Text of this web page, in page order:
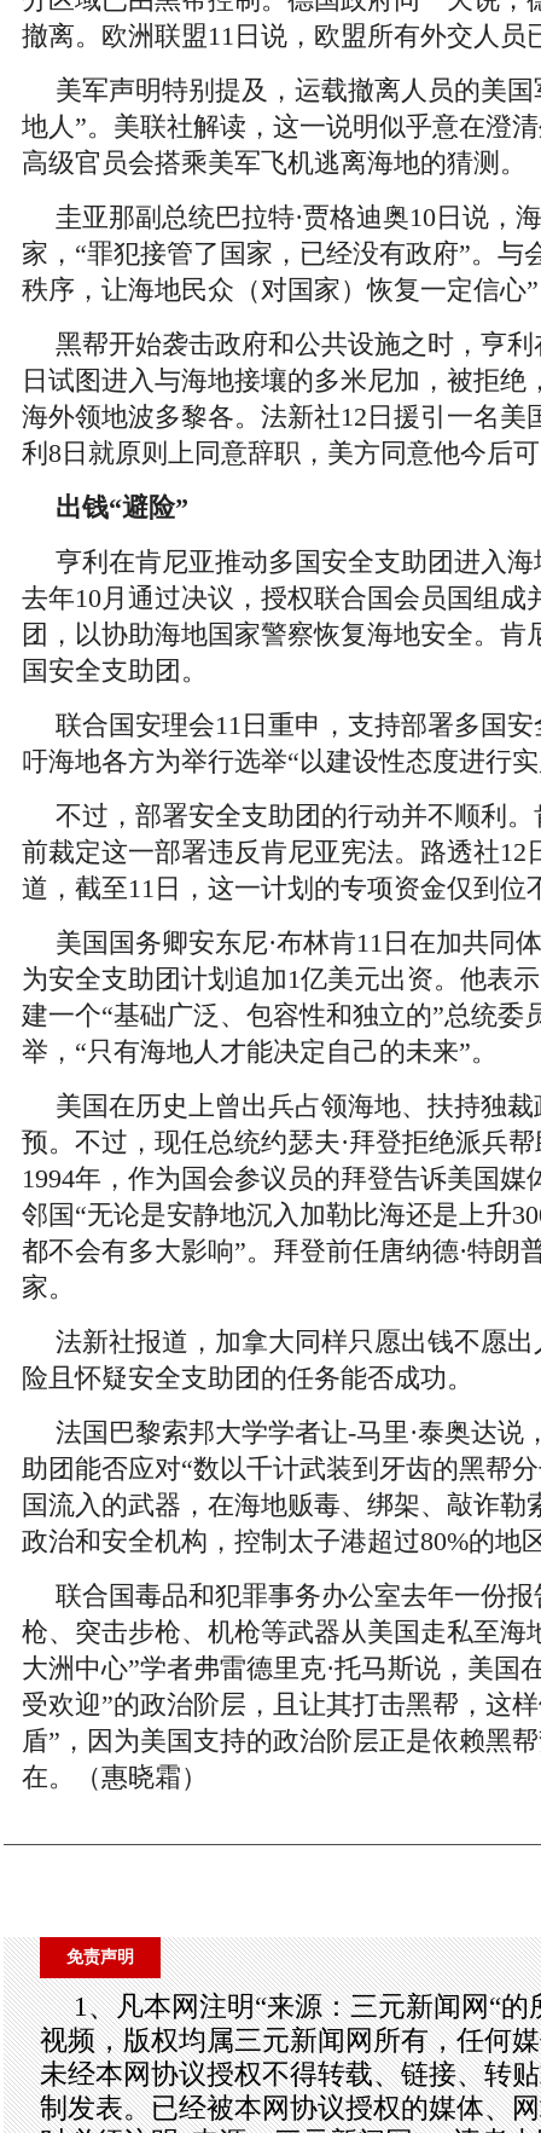
撤离。欧洲联盟11日说，欧盟所有外交人员
美军声明特别提及，运载撤离人员的美
地人”。美联社解读，这一说明似乎意在澄
高级官员会搭乘美军飞机逃离海地的猜测。
圭亚那副总统巴拉特·贾格迪奥10日说，
家，“罪犯接管了国家，已经没有政府”。与
秩序，让海地民众（对国家）恢复一定信心
黑帮开始袭击政府和公共设施之时，亨
日试图进入与海地接壤的多米尼加，被拒绝
海外领地波多黎各。法新社12日援引一名美
利8日就原则上同意辞职，美方同意他今后
出钱“避险”
亨利在肯尼亚推动多国安全支助团进入
去年10月通过决议，授权联合国会员国组成
团，以协助海地国家警察恢复海地安全。肯
国安全支助团。
联合国安理会11日重申，支持部署多国
吁海地各方为举行选举“以建设性态度进行
不过，部署安全支助团的行动并不顺利
前裁定这一部署违反肯尼亚宪法。路透社12
道，截至11日，这一计划的专项资金仅到位
美国国务卿安东尼·布林肯11日在加共同
为安全支助团计划追加1亿美元出资。他表
建一个“基础广泛、包容性和独立的”总统委
举，“只有海地人才能决定自己的未来”。
美国在历史上曾出兵占领海地、扶持独
预。不过，现任总统约瑟夫·拜登拒绝派兵
1994年，作为国会参议员的拜登告诉美国媒
邻国“无论是安静地沉入加勒比海还是上升
都不会有多大影响”。拜登前任唐纳德·特朗
家。
法新社报道，加拿大同样只愿出钱不愿
险且怀疑安全支助团的任务能否成功。
法国巴黎索邦大学学者让-马里·泰奥达说
助团能否应对“数以千计武装到牙齿的黑帮
国流入的武器，在海地贩毒、绑架、敲诈勒
政治和安全机构，控制太子港超过80%的地
联合国毒品和犯罪事务办公室去年一份
枪、突击步枪、机枪等武器从美国走私至海
大洲中心”学者弗雷德里克·托马斯说，美国
受欢迎”的政治阶层，且让其打击黑帮，这
盾”，因为美国支持的政治阶层正是依赖黑
在。（惠晓霜）
免责声明
1、凡本网注明“来源：三元新闻网“
视频，版权均属三元新闻网所有，任何
未经本网协议授权不得转载、链接、转
制发表。已经被本网协议授权的媒体、